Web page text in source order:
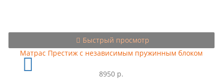
Быстрый просмотр
Матрас Престиж с независимым пружинным блоком
8950 р.